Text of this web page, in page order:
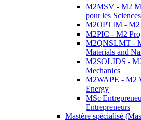
M2MSV - M2
pour les
M2OPTIM - M2
M2PIC - M2
M2QNSLMT -
Materials and
M2SOLIDS -
Mechanics
M2WAPE - M2
Energy
MSc
Entrepreneurs
Mastère spécialisé